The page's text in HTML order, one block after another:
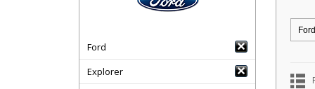
Ford
Explorer